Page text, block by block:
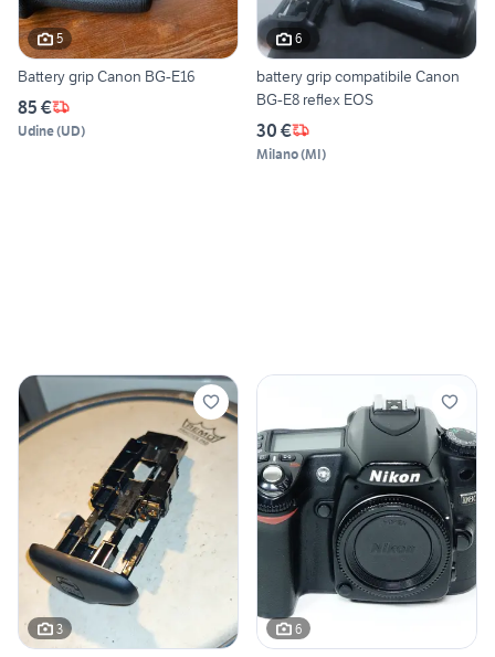
5
Battery grip Canon BG-E16
85 €
Udine(UD)
6
battery grip compatibile Canon
BG-E8 reflex EOS
30 €
Milano(MI)
3 6